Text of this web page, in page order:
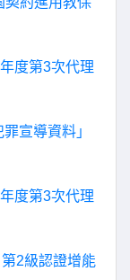
度第3次代理
宣導資料」
度第3次代理
2級認證增能